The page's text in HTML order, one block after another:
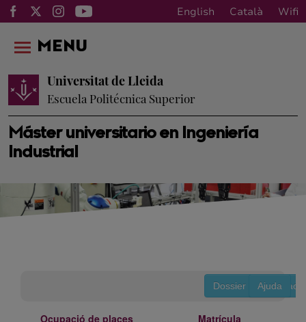
English Català Wifi
Máster universitario en Ingeniería
Industrial
Universitat de Lleida
Escuela Politécnica Superior
MENU